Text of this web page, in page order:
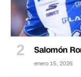
Salomón
enero 15, 2026